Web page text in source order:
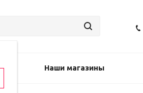
Наши магазины